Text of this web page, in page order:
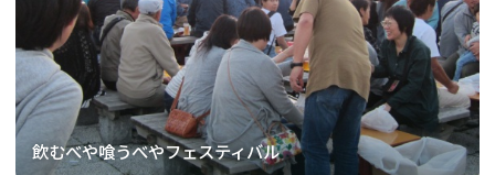
飲むべや喰うべやフェスティバル